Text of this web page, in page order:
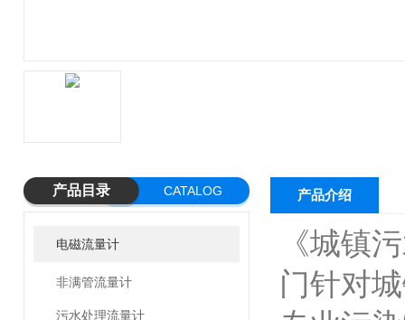
产品目录 CATALOG
电磁流量计
非满管流量计
污水处理流量计
产品介绍
《城镇
门针对